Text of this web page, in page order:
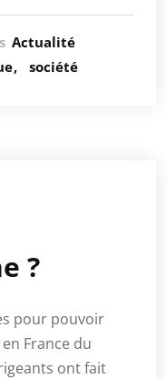
Actualité
société
?
pour pouvoir
France du
ont fait